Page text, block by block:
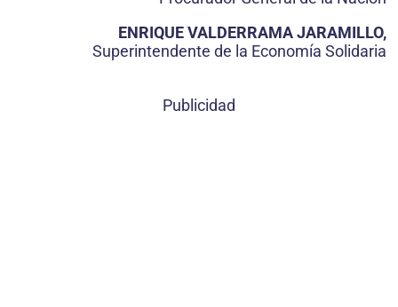
ENRIQUE VALDERRAMA JARAMILLO,
Superintendente de la Economía Solidaria
Publicidad